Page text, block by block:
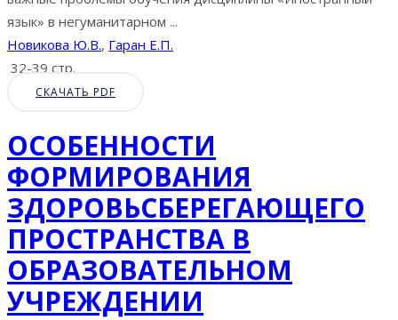
язык» в негуманитарном ...
Новикова Ю.В., Гаран Е.П.
32-39 стр.
СКАЧАТЬ PDF
ОСОБЕННОСТИ
ФОРМИРОВАНИЯ
ЗДОРОВЬСБЕРЕГАЮЩЕГО
ПРОСТРАНСТВА В
ОБРАЗОВАТЕЛЬНОМ
УЧРЕЖДЕНИИ